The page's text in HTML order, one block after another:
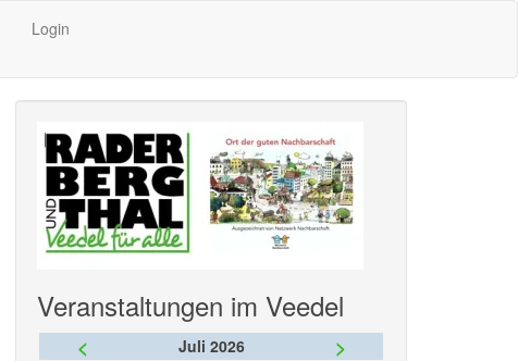
Login
Veranstaltungen im Veedel
< Juli 2026 >